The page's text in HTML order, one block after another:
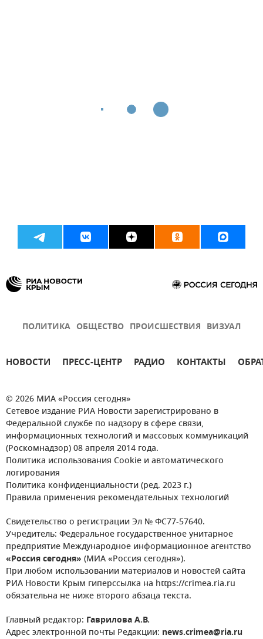
ПОЛИТИКА ОБЩЕСТВО ПРОИСШЕСТВИЯ ВИЗУАЛ
НОВОСТИ ПРЕСС-ЦЕНТР РАДИО КОНТАКТЫ
© 2026 МИА «Россия сегодня»
Сетевое издание РИА Новости зарегистрировано в
Федеральной службе по надзору в сфере связи,
информационных технологий и массовых коммуникаций
(Роскомнадзор) 08 апреля 2014 года.
Политика использования Cookie и автоматического
логирования
Политика конфиденциальности (ред. 2023 г.)
Правила применения рекомендательных технологий
Свидетельство о регистрации Эл № ФС77-57640.
Учредитель: Федеральное государственное унитарное
предприятие Международное информационное агентство
«Россия сегодня» (МИА «Россия сегодня»).
При любом использовании материалов и новостей сайта
РИА Новости Крым гиперссылка на https://crimea.ria.ru
обязательна не ниже второго абзаца текста.
Главный редактор: Гаврилова А.В.
Адрес электронной почты Редакции: news.crimea@ria.ru